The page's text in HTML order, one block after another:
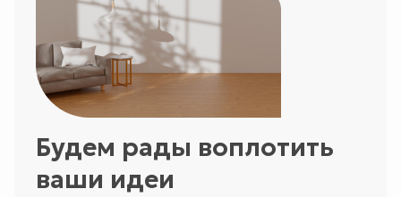
Будем рады воплотить
ваши идеи